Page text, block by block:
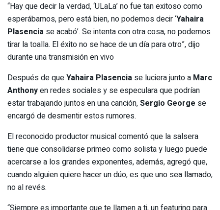
“Hay que decir la verdad, ‘ULaLa’ no fue tan exitoso como
esperábamos, pero está bien, no podemos decir ‘Yahaira
Plasencia se acabó’. Se intenta con otra cosa, no podemos
tirar la toalla. El éxito no se hace de un día para otro”, dijo
durante una transmisión en vivo
Después de queYahaira Plasencia se luciera junto a Marc
Anthonyen redes sociales y se especulara que podrían
estar trabajando juntos en una canción,Sergio George se
encargó de desmentir estos rumores.
El reconocido productor musical comentó que la salsera
tiene que consolidarse primeo como solista y luego puede
acercarse a los grandes exponentes, además, agregó que,
cuando alguien quiere hacer un dúo, es que uno sea llamado,
no al revés.